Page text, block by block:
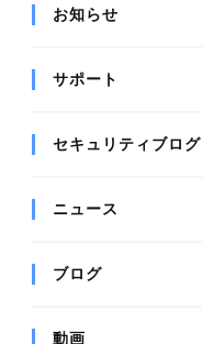
お知らせ
サポート
セキュリティブログ
ニュース
ブログ
動画